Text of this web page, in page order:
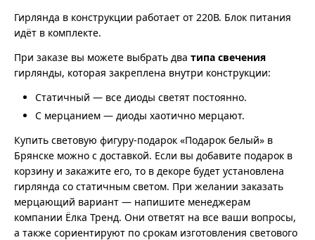
Гирлянда в конструкции работает от 220В. Блок питания
идёт в комплекте.
При заказе вы можете выбрать два типа свечения
гирлянды, которая закреплена внутри конструкции:
Статичный — все диоды светят постоянно.
С мерцанием — диоды хаотично мерцают.
Купить световую фигуру-подарок «Подарок белый» в
Брянске можно с доставкой. Если вы добавите подарок в
корзину и закажите его, то в декоре будет установлена
гирлянда со статичным светом. При желании заказать
мерцающий вариант — напишите менеджерам
компании Ёлка Тренд. Они ответят на все ваши вопросы,
а также сориентируют по срокам изготовления светового